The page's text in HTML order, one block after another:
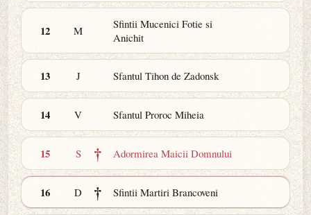
12 M
Sfintii Mucenici Fotie si
Anichit
13 J Sfantul Tihon de Zadonsk
14 V Sfantul Proroc Miheia
15 S † Adormirea Maicii Domnului
16 D † Sfintii Martiri Brancoveni